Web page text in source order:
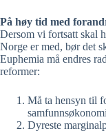
På høy tid med
Dersom vi fortsatt skal
Norge er med, bør det
Euphemia må endres
reformer:
Må ta hensyn til
Dyreste